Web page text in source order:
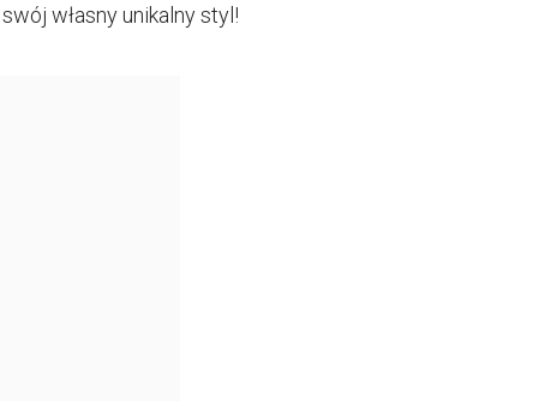
własny unikalny styl!